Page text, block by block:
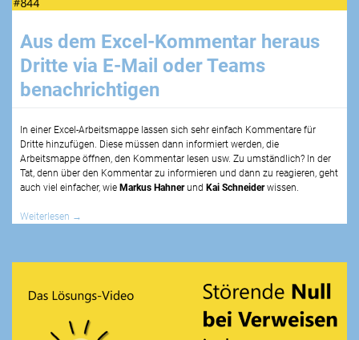
Aus dem Excel-Kommentar heraus
Dritte via E-Mail oder Teams
benachrichtigen
In einer Excel-Arbeitsmappe lassen sich sehr einfach Kommentare für
Dritte hinzufügen. Diese müssen dann informiert werden, die
Arbeitsmappe öffnen, den Kommentar lesen usw. Zu umständlich? In der
Tat, denn über den Kommentar zu informieren und dann zu reagieren, geht
auch viel einfacher, wie Markus Hahnerund Kai Schneiderwissen.
Weiterlesen →